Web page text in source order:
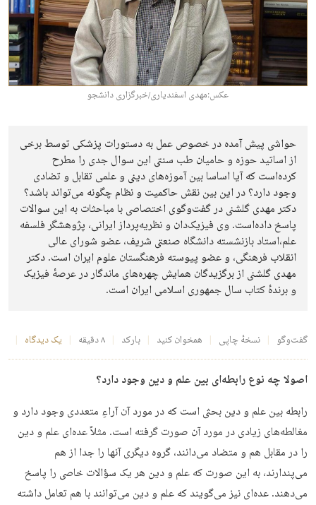
عکس:مهدی اسفندیاری/خبرگزاری دانشجو
حواشی پیش آمده در خصوص عمل به دستورات پزشکی توسط برخی
از اساتید حوزه و حامیان طب سنتی این سوال جدی را مطرح
کرده‌است که آیا اساسا بین آموزه‌های دینی و علمی تقابل و تضادی
وجود دارد؟ در این بین نقش حاکمیت و نظام چگونه می‌تواند باشد؟
دکتر مهدی گلشنی در گفت‌وگوی اختصاصی با مباحثات به این سوالات
پاسخ داده‌است. وی فیزیک‌دان و نظریه‌پرداز ایرانی، پژوهشگر فلسفه
علم،استاد بازنشسته دانشگاه صنعتی شریف، عضو شورای عالی
انقلاب فرهنگی، و عضو پیوسته فرهنگستان علوم ایران است. دکتر
مهدی گلشنی از برگزیدگان همایش چهره‌های ماندگار در عرصهٔ فیزیک
و برندهٔ کتاب سال جمهوری اسلامی ایران است.
گفت‌وگو نسخهٔ چاپی همخوان کنید بارکد ۸ دقیقه یک دیدگاه
اصولا چه نوع رابطه‌ای بین علم و دین وجود دارد؟
رابطه بین علم و دین بحثی است که در مورد آن آراءِ متعددی وجود دارد و
مغالطه‌های زیادی در مورد آن صورت گرفته است. مثلاً عده‌ای علم و دین
را در مقابل هم و متضاد می‌دانند، گروه دیگری آنها را جدا از هم
می‌پندارند، به این صورت که علم و دین هر یک سؤالات خاصی را پاسخ
می‌دهند. عده‌ای نیز می‌گویند که علم و دین می‌توانند با هم تعامل داشته